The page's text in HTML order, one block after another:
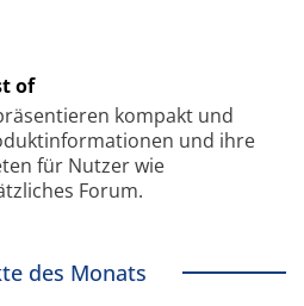
of
kompakt und
und ihre
für Nutzer wie
Forum.
des Monats